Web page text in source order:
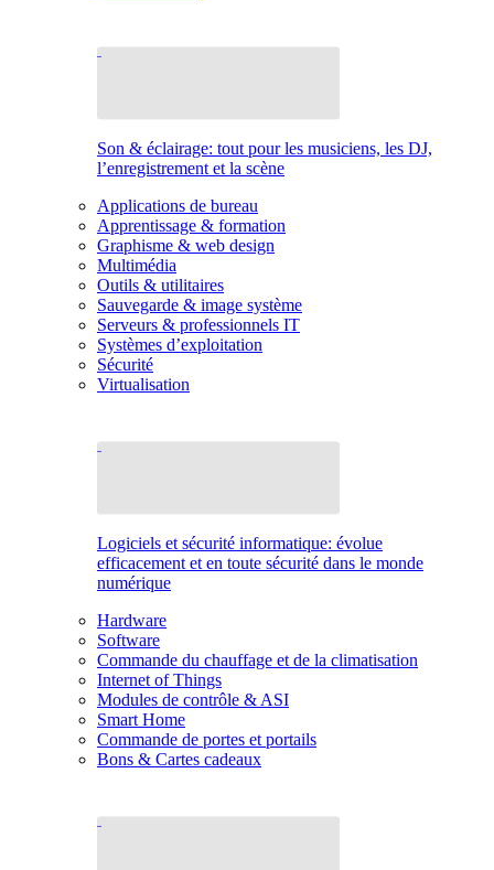
Son & éclairage: tout pour les musiciens, les DJ,
l’enregistrement et la scène
Applications de bureau
Apprentissage & formation
Graphisme & web design
Multimédia
Outils & utilitaires
Sauvegarde & image système
Serveurs & professionnels IT
Systèmes d’exploitation
Sécurité
Virtualisation
Logiciels et sécurité informatique: évolue
efficacement et en toute sécurité dans le monde
numérique
Hardware
Software
Commande du chauffage et de la climatisation
Internet of Things
Modules de contrôle & ASI
Smart Home
Commande de portes et portails
Bons & Cartes cadeaux